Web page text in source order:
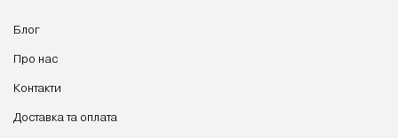
Блог
Про нас
Контакти
Доставка та оплата